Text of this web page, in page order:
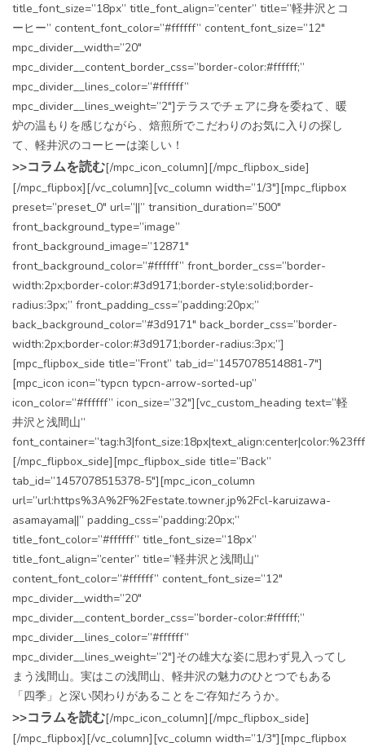
title_font_size=”18px” title_font_align=”center” title=”軽井沢とコ
ーヒー” content_font_color=”#ffffff” content_font_size=”12″
mpc_divider__width=”20″
mpc_divider__content_border_css=”border-color:#ffffff;”
mpc_divider__lines_color=”#ffffff”
mpc_divider__lines_weight=”2″]テラスでチェアに身を委ねて、暖
炉の温もりを感じながら、焙煎所でこだわりのお気に入りの探し
て、軽井沢のコーヒーは楽しい！
>>コラムを読む[/mpc_icon_column][/mpc_flipbox_side]
[/mpc_flipbox][/vc_column][vc_column width=”1/3″][mpc_flipbox
preset=”preset_0″ url=”||” transition_duration=”500″
front_background_type=”image”
front_background_image=”12871″
front_background_color=”#ffffff” front_border_css=”border-
width:2px;border-color:#3d9171;border-style:solid;border-
radius:3px;” front_padding_css=”padding:20px;”
back_background_color=”#3d9171″ back_border_css=”border-
width:2px;border-color:#3d9171;border-radius:3px;”]
[mpc_flipbox_side title=”Front” tab_id=”1457078514881-7″]
[mpc_icon icon=”typcn typcn-arrow-sorted-up”
icon_color=”#ffffff” icon_size=”32″][vc_custom_heading text=”軽
井沢と浅間山”
[/mpc_flipbox_side][mpc_flipbox_side title=”Back”
tab_id=”1457078515378-5″][mpc_icon_column
url=”url:https%3A%2F%2Festate.towner.jp%2Fcl-karuizawa-
asamayama||” padding_css=”padding:20px;”
title_font_color=”#ffffff” title_font_size=”18px”
title_font_align=”center” title=”軽井沢と浅間山”
content_font_color=”#ffffff” content_font_size=”12″
mpc_divider__width=”20″
mpc_divider__content_border_css=”border-color:#ffffff;”
mpc_divider__lines_color=”#ffffff”
mpc_divider__lines_weight=”2″]その雄大な姿に思わず見入ってし
まう浅間山。実はこの浅間山、軽井沢の魅力のひとつでもある
「四季」と深い関わりがあることをご存知だろうか。
>>コラムを読む[/mpc_icon_column][/mpc_flipbox_side]
[/mpc_flipbox][/vc_column][vc_column width=”1/3″][mpc_flipbox